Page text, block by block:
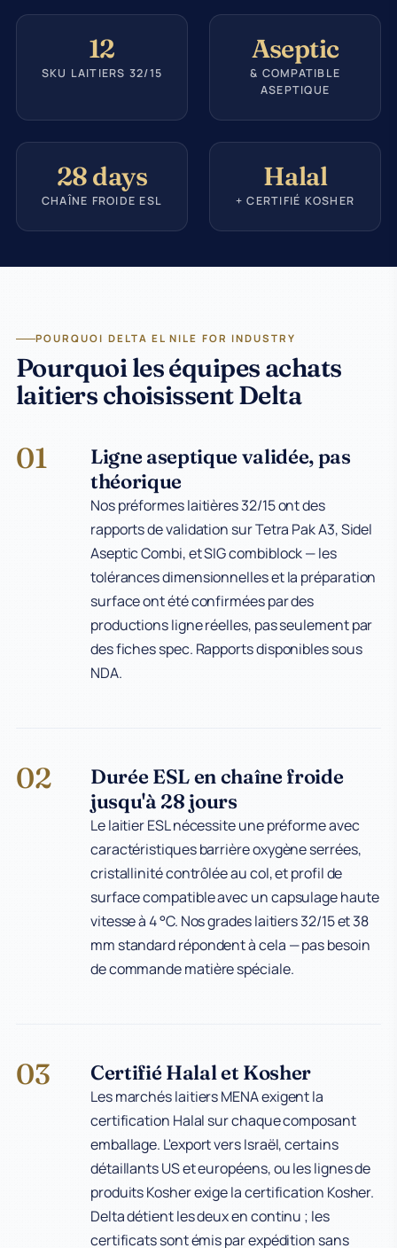
12
SKU LAITIERS 32/15
Aseptic
& COMPATIBLE
ASEPTIQUE
28 days
CHAÎNE FROIDE ESL
Halal
+ CERTIFIÉ KOSHER
POURQUOI DELTA EL NILE FOR INDUSTRY
Pourquoi les équipes achats
laitiers choisissent Delta
01
Ligne aseptique validée, pas
théorique
Nos préformes laitières 32/15 ont des
rapports de validation sur Tetra Pak A3, Sidel
Aseptic Combi, et SIG combiblock — les
tolérances dimensionnelles et la préparation
surface ont été confirmées par des
productions ligne réelles, pas seulement par
des fiches spec. Rapports disponibles sous
NDA.
02
Durée ESL en chaîne froide
jusqu'à 28 jours
Le laitier ESL nécessite une préforme avec
caractéristiques barrière oxygène serrées,
cristallinité contrôlée au col, et profil de
surface compatible avec un capsulage haute
vitesse à 4 °C. Nos grades laitiers 32/15 et 38
mm standard répondent à cela — pas besoin
de commande matière spéciale.
03 Certifié Halal et Kosher
Les marchés laitiers MENA exigent la
certification Halal sur chaque composant
emballage. L'export vers Israël, certains
détaillants US et européens, ou les lignes de
produits Kosher exige la certification Kosher.
Delta détient les deux en continu ; les
certificats sont émis par expédition sans